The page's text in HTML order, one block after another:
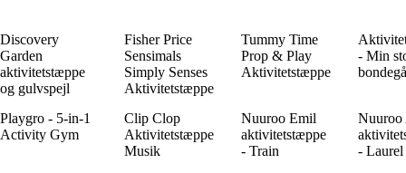
Discovery
Garden
aktivitetstæppe
og gulvspejl
Fisher Price
Sensimals
Simply Senses
Aktivitetstæppe
Tummy Time
Prop & Play
Aktivitetstæppe
- Min
Playgro - 5-in-1
Activity Gym
Clip Clop
Aktivitetstæppe
Musik
Nuuroo Emil
aktivitetstæppe
- Train
-